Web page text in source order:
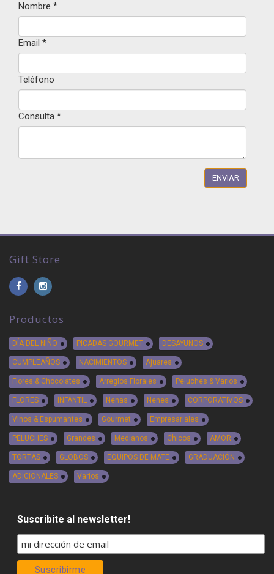
Nombre *
Email *
Teléfono
Consulta *
Gift Store
Productos
DÍA DEL NIÑO PICADAS GOURMET DESAYUNOS
CUMPLEAÑOS NACIMIENTOS Ajuares
Flores & Chocolates Arreglos Florales Peluches & Varios
FLORES INFANTIL Nenas Nenes CORPORATIVOS
Vinos & Espumantes Gourmet Empresariales
PELUCHES Grandes Medianos Chicos AMOR
TORTAS GLOBOS EQUIPOS DE MATE GRADUACIÓN
ADICIONALES Varios
Suscribite al newsletter!